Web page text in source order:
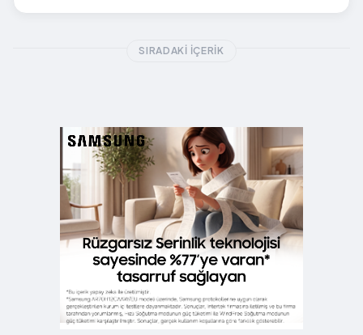
SIRADAKI İÇERIK